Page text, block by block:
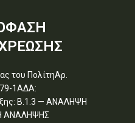
του ΠολίτηΑρ.
1ΑΔΑ:
Β.1.3 — ΑΝΑΛΗΨΗ
ΑΝΑΛΗΨΗΣ